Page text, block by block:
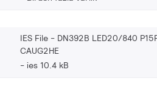
IES File - DN392B LED20/840
CAUG2HE
ies 10.4 kB